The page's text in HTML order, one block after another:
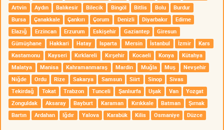
Artvin
Aydın Balıkesir Bilecik Bingöl Bitlis Bolu
Burdur
Bursa
Çanakkale Çankırı Çorum Denizli Diyarbakır
Edirne
Elazığ
Erzincan Erzurum Eskişehir Gaziantep
Giresun
Gümüşhane
Hakkari Hatay Isparta Mersin İstanbul İzmir
Kars
Kastamonu
Kayseri Kırklareli Kırşehir Kocaeli Konya
Kütahya
Malatya
Manisa Kahramanmaraş Mardin Muğla Muş
Nevşehir
Niğde
Ordu Rize Sakarya Samsun Siirt Sinop
Sivas
Tekirdağ
Tokat Trabzon Tunceli Şanlıurfa Uşak Van
Yozgat
Zonguldak
Aksaray Bayburt Karaman Kırıkkale Batman
Şırnak
Bartın
Ardahan Iğdır Yalova Karabük Kilis Osmaniye Düzce